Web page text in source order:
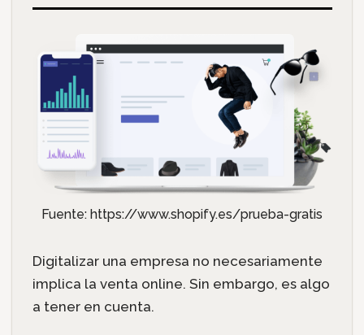
Fuente: https://www.shopify.es/prueba-gratis
Digitalizar una empresa no necesariamente
implica la venta online. Sin embargo, es algo
a tener en cuenta.